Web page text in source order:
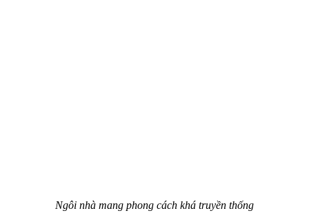
Ngôi nhà mang phong cách khá truyền thống